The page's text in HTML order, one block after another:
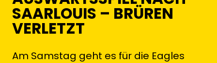
SAARLOUIS – BRÜREN
VERLETZT
Am Samstag geht es für die Eagles